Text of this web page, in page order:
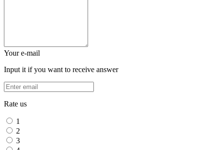
Your e-mail
Input it if you want to receive answer
Rate us
1
2
3